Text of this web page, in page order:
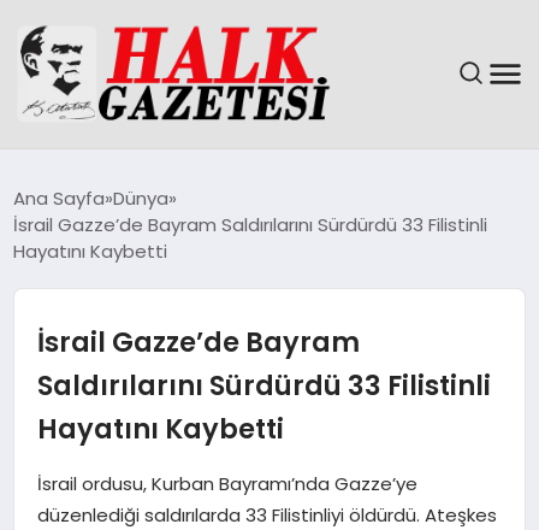
DÜNYA
MAGAZIN
SAĞLIK
Ana Sayfa Dünya
İsrail Gazze’de Bayram Saldırılarını Sürdürdü 33 Filistinli
Hayatını Kaybetti
İsrail Gazze’de Bayram
Saldırılarını Sürdürdü 33 Filistinli
Hayatını Kaybetti
İsrail ordusu, Kurban Bayramı’nda Gazze’ye
düzenlediği saldırılarda 33 Filistinliyi öldürdü. Ateşkes